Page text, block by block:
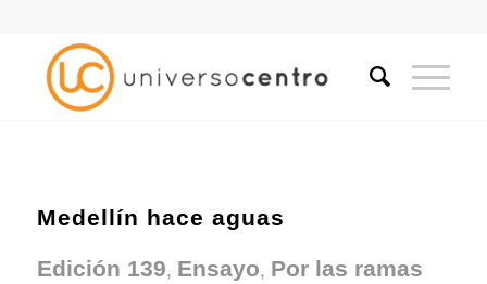
Medellín hace aguas
Edición 139, Ensayo, Por las ramas